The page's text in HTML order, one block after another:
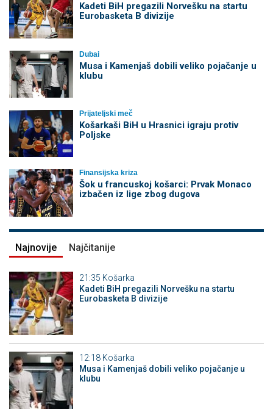
Kadeti BiH pregazili Norvešku na startu
Eurobasketa B divizije
Dubai
Musa i Kamenjaš dobili veliko pojačanje u
klubu
Prijateljski meč
Košarkaši BiH u Hrasnici igraju protiv
Poljske
Finansijska kriza
Šok u francuskoj košarci: Prvak Monaco
izbačen iz lige zbog dugova
Najnovije Najčitanije
21:35 Košarka
Kadeti BiH pregazili Norvešku na startu
Eurobasketa B divizije
12:18 Košarka
Musa i Kamenjaš dobili veliko pojačanje u
klubu